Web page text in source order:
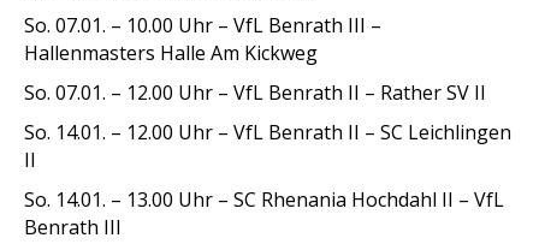
So. 07.01. – 10.00 Uhr – VfL Benrath III –
Hallenmasters Halle Am Kickweg
So. 07.01. – 12.00 Uhr – VfL Benrath II – Rather SV II
So. 14.01. – 12.00 Uhr – VfL Benrath II – SC Leichlingen
II
So. 14.01. – 13.00 Uhr – SC Rhenania Hochdahl II – VfL
Benrath III